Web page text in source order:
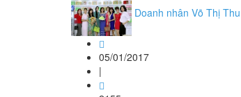
Doanh nhân Võ Thị
05/01/2017
|